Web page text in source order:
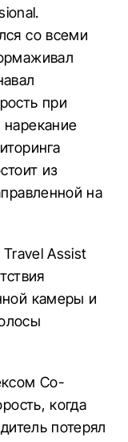
со всеми
при
из
на
Travel Assist
камеры и
Co-
когда
потерял